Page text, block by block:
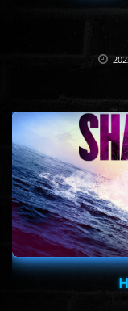
semmilyen jogsértő